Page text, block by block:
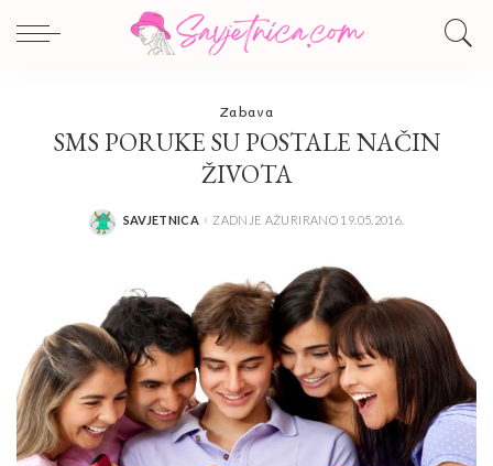
Zabava
SMS PORUKE SU POSTALE NAČIN
ŽIVOTA
POSTED
SAVJETNICA ZADNJE AŽURIRANO 19.05.2016.